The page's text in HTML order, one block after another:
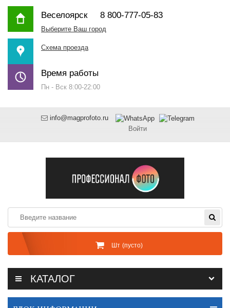
Веселоярск8 800-777-05-83
Выберите Ваш город
Схема проезда
Время работы
Пн - Вск 8:00-22:00
info@magprofoto.ru
Войти
Шт (пусто)
КАТАЛОГ